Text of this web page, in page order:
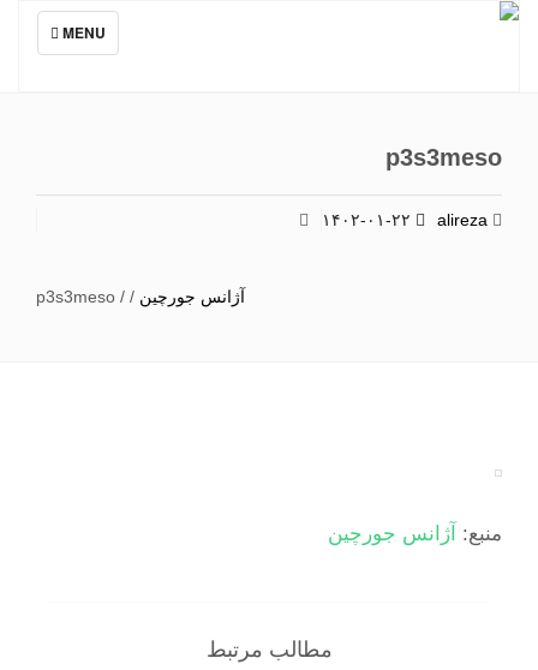
TOGGLE
NAVIGATION
MENU
p3s3meso
alireza
آژانس جورچین/
/
p3s3meso
منبع:آژانس جورچین
مطالب مرتبط